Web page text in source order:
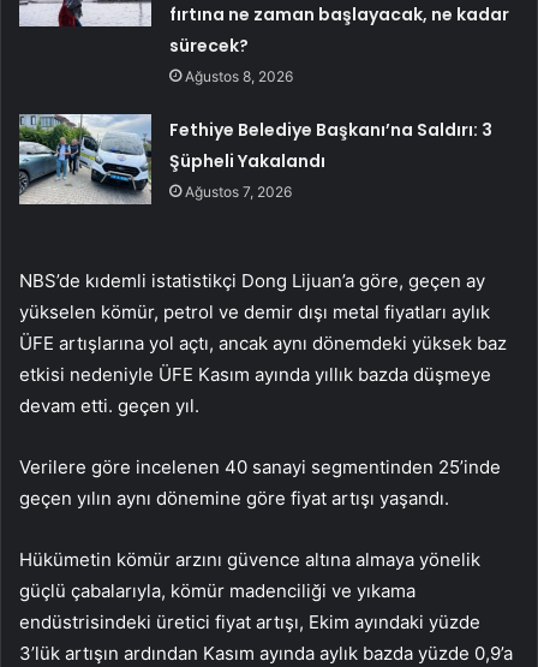
fırtına ne zaman başlayacak, ne kadar
sürecek?
Ağustos 8, 2026
Fethiye Belediye Başkanı’na Saldırı: 3
Şüpheli Yakalandı
Ağustos 7, 2026
NBS’de kıdemli istatistikçi Dong Lijuan’a göre, geçen ay
yükselen kömür, petrol ve demir dışı metal fiyatları aylık
ÜFE artışlarına yol açtı, ancak aynı dönemdeki yüksek baz
etkisi nedeniyle ÜFE Kasım ayında yıllık bazda düşmeye
devam etti. geçen yıl.
Verilere göre incelenen 40 sanayi segmentinden 25’inde
geçen yılın aynı dönemine göre fiyat artışı yaşandı.
Hükümetin kömür arzını güvence altına almaya yönelik
güçlü çabalarıyla, kömür madenciliği ve yıkama
endüstrisindeki üretici fiyat artışı, Ekim ayındaki yüzde
3’lük artışın ardından Kasım ayında aylık bazda yüzde 0,9’a